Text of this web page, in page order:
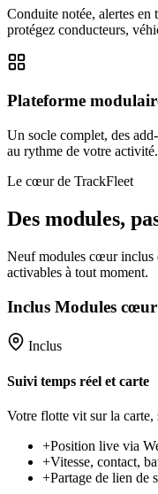
Conduite notée, alertes en
protégez conducteurs,
Plateforme
Un socle complet, des
au rythme de votre activité.
Le cœur de TrackFleet
Des modules,
Neuf modules cœur inclus
activables à tout moment.
Inclus Modules cœur
Inclus
Suivi temps réel et carte
Votre flotte vit sur la carte,
+Position live via
+Vitesse, contact,
+Partage de lien de